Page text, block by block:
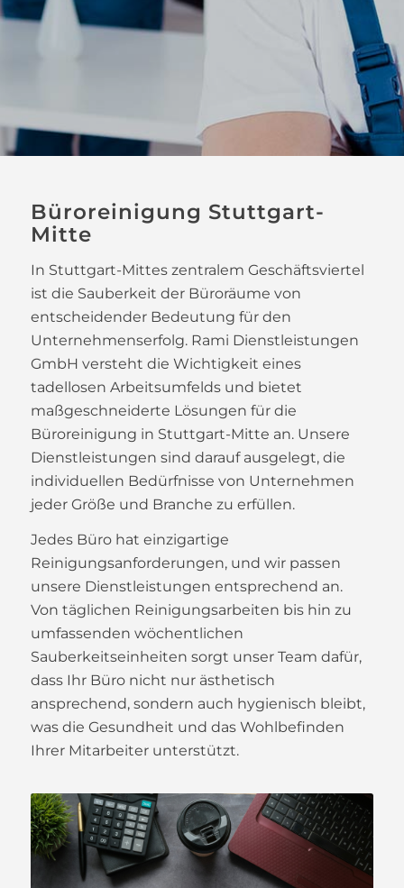
Büroreinigung Stuttgart-
Mitte
In Stuttgart-Mittes zentralem Geschäftsviertel
ist die Sauberkeit der Büroräume von
entscheidender Bedeutung für den
Unternehmenserfolg. Rami Dienstleistungen
GmbH versteht die Wichtigkeit eines
tadellosen Arbeitsumfelds und bietet
maßgeschneiderte Lösungen für die
Büroreinigung in Stuttgart-Mitte an. Unsere
Dienstleistungen sind darauf ausgelegt, die
individuellen Bedürfnisse von Unternehmen
jeder Größe und Branche zu erfüllen.
Jedes Büro hat einzigartige
Reinigungsanforderungen, und wir passen
unsere Dienstleistungen entsprechend an.
Von täglichen Reinigungsarbeiten bis hin zu
umfassenden wöchentlichen
Sauberkeitseinheiten sorgt unser Team dafür,
dass Ihr Büro nicht nur ästhetisch
ansprechend, sondern auch hygienisch bleibt,
was die Gesundheit und das Wohlbefinden
Ihrer Mitarbeiter unterstützt.